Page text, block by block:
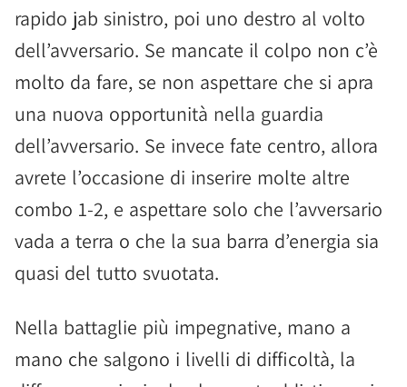
rapido jab sinistro, poi uno destro al volto
dell’avversario. Se mancate il colpo non c’è
molto da fare, se non aspettare che si apra
una nuova opportunità nella guardia
dell’avversario. Se invece fate centro, allora
avrete l’occasione di inserire molte altre
combo 1-2, e aspettare solo che l’avversario
vada a terra o che la sua barra d’energia sia
quasi del tutto svuotata.
Nella battaglie più impegnative, mano a
mano che salgono i livelli di difficoltà, la